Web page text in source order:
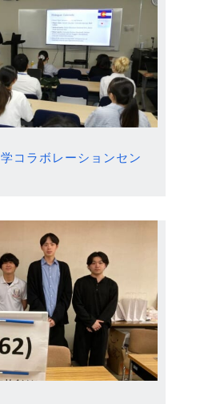
コラボレーションセン